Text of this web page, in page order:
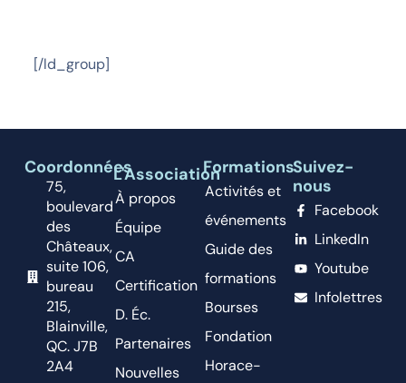
[/ld_group]
Coordonnées
75,
boulevard
des
Châteaux,
suite 106,
bureau
215,
Blainville,
QC. J7B
2A4
L'Association
À propos
Équipe
CA
Certification
D. Éc.
Partenaires
Nouvelles
Formations
Activités et
événements
Guide des
formations
Bourses
Fondation
Horace-
Suivez-
nous
Facebook
LinkedIn
Youtube
Infolettres